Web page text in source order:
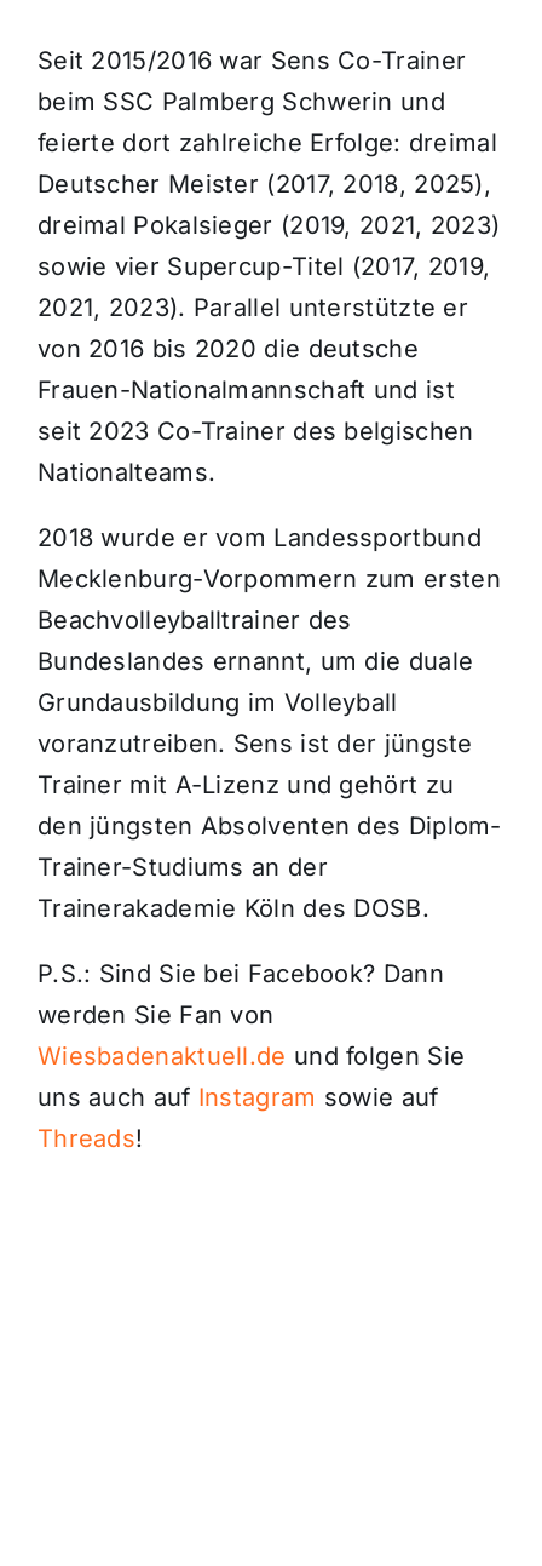
Seit 2015/2016 war Sens Co-Trainer
beim SSC Palmberg Schwerin und
feierte dort zahlreiche Erfolge: dreimal
Deutscher Meister (2017, 2018, 2025),
dreimal Pokalsieger (2019, 2021, 2023)
sowie vier Supercup-Titel (2017, 2019,
2021, 2023). Parallel unterstützte er
von 2016 bis 2020 die deutsche
Frauen-Nationalmannschaft und ist
seit 2023 Co-Trainer des belgischen
Nationalteams.
2018 wurde er vom Landessportbund
Mecklenburg-Vorpommern zum ersten
Beachvolleyballtrainer des
Bundeslandes ernannt, um die duale
Grundausbildung im Volleyball
voranzutreiben. Sens ist der jüngste
Trainer mit A-Lizenz und gehört zu
den jüngsten Absolventen des Diplom-
Trainer-Studiums an der
Trainerakademie Köln des DOSB.
P.S.: Sind Sie bei Facebook? Dann
werden Sie Fan von
Wiesbadenaktuell.de und folgen Sie
uns auch auf Instagram sowie auf
Threads!